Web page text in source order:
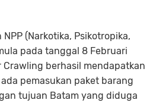
(Narkotika, Psikotropika,
pada tanggal 8 Februari
Crawling berhasil mendapatkan
pemasukan paket barang
tujuan Batam yang diduga